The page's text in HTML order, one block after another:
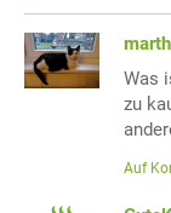
Was
zu
Auf